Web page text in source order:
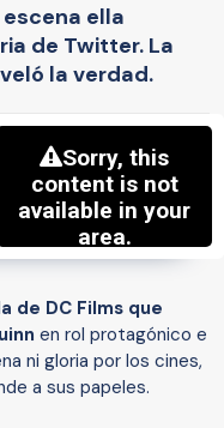
ella
de Twitter. La
la verdad.
de DC Films que
en rol protagónico e
ni gloria por los cines,
a sus papeles.